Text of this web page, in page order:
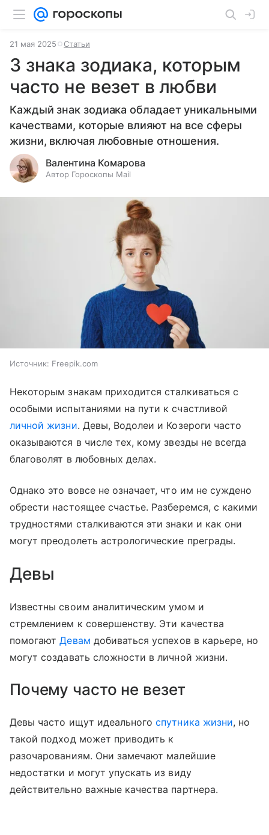
21 мая 2025 Статьи
3 знака зодиака, которым
часто не везет в любви
Каждый знак зодиака обладает уникальными
качествами, которые влияют на все сферы
жизни, включая любовные отношения.
Валентина Комарова
Автор Гороскопы Mail
Источник: Freepik.com
Некоторым знакам приходится сталкиваться с
особыми испытаниями на пути к счастливой
личной жизни. Девы, Водолеи и Козероги часто
оказываются в числе тех, кому звезды не всегда
благоволят в любовных делах.
Однако это вовсе не означает, что им не суждено
обрести настоящее счастье. Разберемся, с какими
трудностями сталкиваются эти знаки и как они
могут преодолеть астрологические преграды.
Девы
Известны своим аналитическим умом и
стремлением к совершенству. Эти качества
помогаютДевам добиваться успехов в карьере, но
могут создавать сложности в личной жизни.
Почему часто не везет
Девы часто ищут идеальногоспутника жизни, но
такой подход может приводить к
разочарованиям. Они замечают малейшие
недостатки и могут упускать из виду
действительно важные качества партнера.